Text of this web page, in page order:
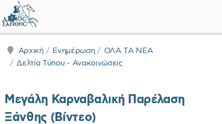
Αρχική Ενημέρωση
ΟΛΑ ΤΑ ΝΕΑ
Δελτία Τύπου - Ανακοινώσεις
Μεγάλη Καρναβαλική Παρέλαση
Ξάνθης (Βίντεο)